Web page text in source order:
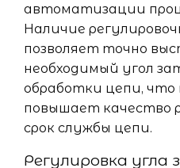
автоматизации
Наличие
позволяет точно
необходимый угол
обработки цепи, что
повышает качество
срок службы цепи.
Регулировка угла